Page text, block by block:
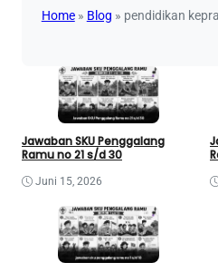
Home» Blog » pendidikan
Jawaban SKU Penggalang
Ramu no 21 s/d 30
Juni 15, 2026